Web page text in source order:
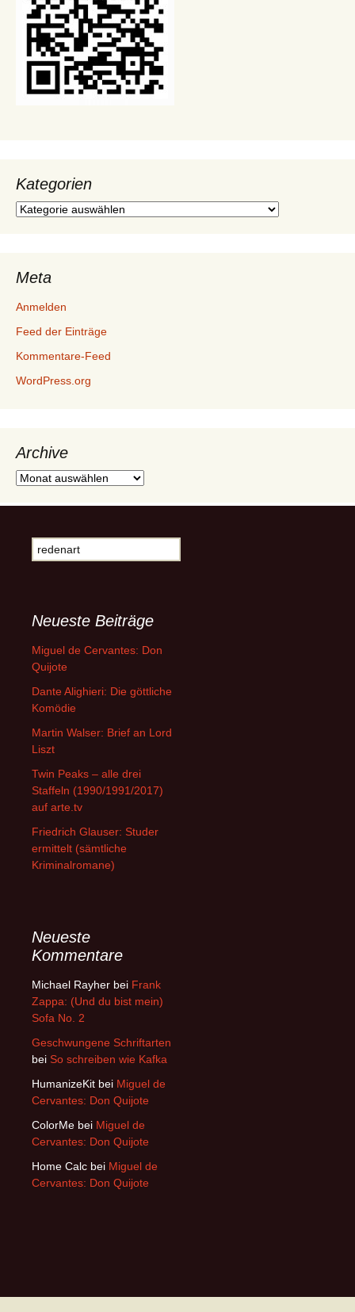
Kategorien
Kategorien
Meta
Anmelden
Feed der Einträge
Kommentare-Feed
WordPress.org
Archive
Archive
Suche
nach:
Neueste Beiträge
Miguel de Cervantes: Don
Quijote
Dante Alighieri: Die göttliche
Komödie
Martin Walser: Brief an Lord
Liszt
Twin Peaks – alle drei
Staffeln (1990/1991/2017)
auf arte.tv
Friedrich Glauser: Studer
ermittelt (sämtliche
Kriminalromane)
Neueste
Kommentare
Michael Rayher bei Frank
Zappa: (Und du bist mein)
Sofa No. 2
Geschwungene Schriftarten
bei So schreiben wie Kafka
HumanizeKit bei Miguel de
Cervantes: Don Quijote
ColorMe bei Miguel de
Cervantes: Don Quijote
Home Calc bei Miguel de
Cervantes: Don Quijote